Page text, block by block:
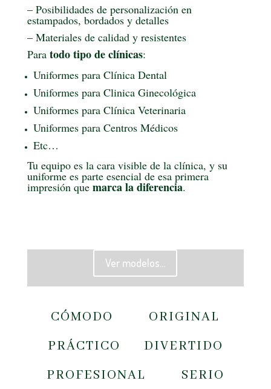
– Posibilidades de personalización en
estampados, bordados y detalles
– Materiales de calidad y resistentes
Para todo tipo de clínicas:
Uniformes para Clínica Dental
Uniformes para Clinica Ginecológica
Uniformes para Clínica Veterinaria
Uniformes para Centros Médicos
Etc…
Tu equipo es la cara visible de la clínica, y su
uniforme es parte esencial de esa primera
impresión que marca la diferencia.
Ver modelos...
CÓMODO ORIGINAL
PRÁCTICO DIVERTIDO
PROFESIONAL SERIO